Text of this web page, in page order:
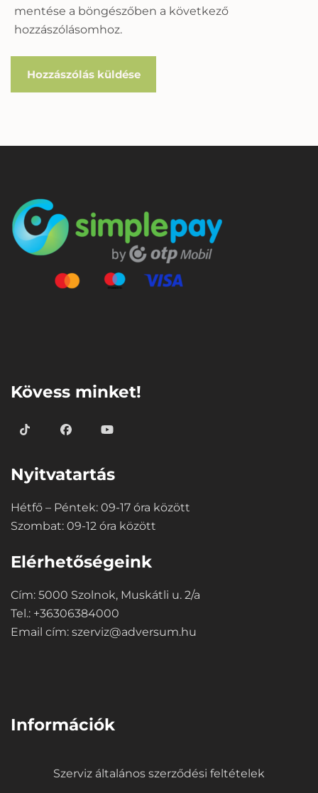
mentése a böngészőben a következő
hozzászólásomhoz.
Kövess minket!
Nyitvatartás
Hétfő – Péntek: 09-17 óra között
Szombat: 09-12 óra között
Elérhetőségeink
Cím: 5000 Szolnok, Muskátli u. 2/a
Tel.: +36306384000
Email cím: szerviz@adversum.hu
Információk
Szerviz általános szerződési feltételek